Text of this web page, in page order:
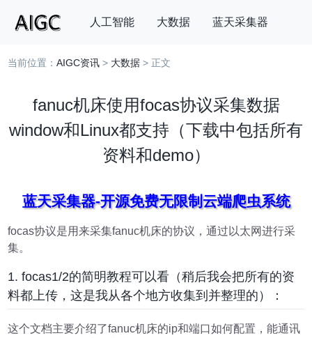
人工智能 大数据 蓝天采集器
搜索
当前位置：AIGC资讯 > 大数据 > 正文
fanuc机床使用focas协议采集数据
window和Linux都支持（下载中包括所有
资料和demo）
蓝天采集器-开源免费无限制云端爬虫系统
focas协议是用来采集fanuc机床的协议，通过以太网进行采
集。
1. focas1/2的简明教程可以看（稍后我会把所有的资
料都上传，这是我从各个地方收集到并整理的）：
这个文档主要介绍了fanuc机床的ip和端口如何配置，能通讯